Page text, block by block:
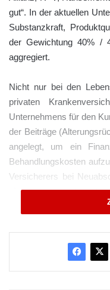
gut“. In der aktuellen
Substanzkraft,
der Gewichtung 40% /
aggregiert.
Nicht nur bei den
privaten
Unternehmens für den
der Beiträge
angelegt, um ein
Behandlungskosten
Versicherers bei
einen neuen die